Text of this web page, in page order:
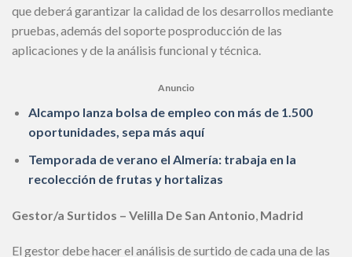
que deberá garantizar la calidad de los desarrollos mediante
pruebas, además del soporte posproducción de las
aplicaciones y de la análisis funcional y técnica.
Anuncio
Alcampo lanza bolsa de empleo con más de 1.500
oportunidades, sepa más aquí
Temporada de verano el Almería: trabaja en la
recolección de frutas y hortalizas
Gestor/a Surtidos – Velilla De San Antonio Madrid
El gestor debe hacer el análisis de surtido de cada una de las